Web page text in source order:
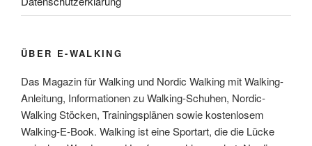
ÜBER E-WALKING
Das Magazin für Walking und Nordic Walking mit Walking-
Anleitung, Informationen zu Walking-Schuhen, Nordic-
Walking Stöcken, Trainingsplänen sowie kostenlosem
Walking-E-Book. Walking ist eine Sportart, die die Lücke